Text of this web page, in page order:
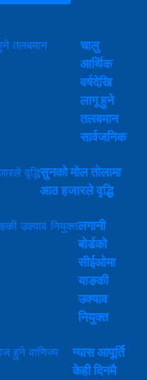
चालु
आर्थिक
वर्षदेखि
लागू हुने
तलबमान
सार्वजनिक
सुनको मोल तोलामा
आठ हजारले वृद्धि
लगानी
बोर्डको
सीईओमा
याङकी
उक्याव
नियुक्त
ग्यास आपूर्ति
केही दिनमै